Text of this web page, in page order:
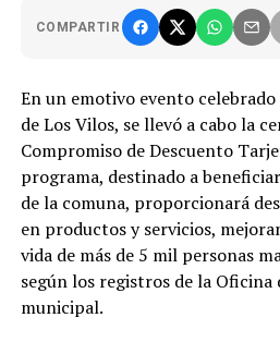
COMPARTIR
En un emotivo evento celebrado
de Los Vilos, se llevó a cabo la
Compromiso de Descuento
programa, destinado a
de la comuna, proporcionará
en productos y servicios,
vida de más de 5 mil personas
según los registros de la
municipal.